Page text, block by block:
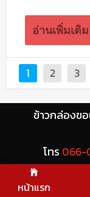
อ่านเพิ่มเติม
1 2 3
ข้าวกล่องข
โทร066-
หน้าแรก